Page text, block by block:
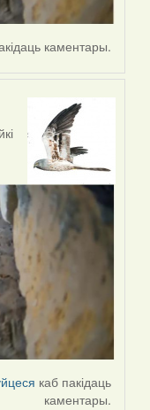
каментары.
каб пакідаць
каментары.